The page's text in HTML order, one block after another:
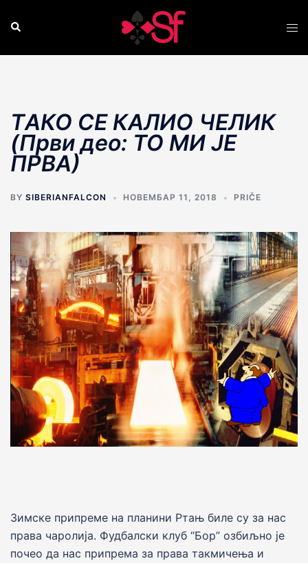
Search
TАКО СЕ КАЛИО ЧЕЛИК
(Први део: ТО МИ JЕ
ПРВА)
BY SIBERIANFALCON НОВЕМБАР 11, 2018 PRIČE
Зимске припреме на планини Ртањ биле су за нас
права чаролиjа. Фудбалски клуб “Бор” озбиљно jе
почео да нас припрема за права такмичења и